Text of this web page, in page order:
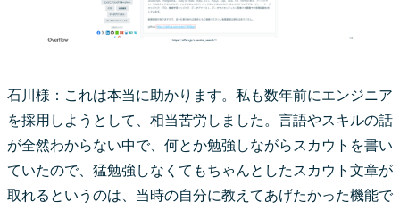
石川様：これは本当に助かります。私も数年前にエンジニア
を採用しようとして、相当苦労しました。言語やスキルの話
が全然わからない中で、何とか勉強しながらスカウトを書い
ていたので、猛勉強しなくてもちゃんとしたスカウト文章が
取れるというのは、当時の自分に教えてあげたかった機能で